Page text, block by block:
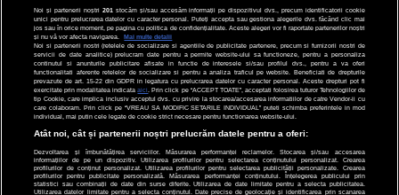
CINEMA
DIVERTISMENT
STIRI
TEHNOLOGIE
SPORT
JOBURI PRO
Noi și partenerii noștri 201 stocăm și/sau accesăm informații pe dispozitivul dvs., precum identificatorii cookie
unici pentru prelucrarea datelor cu caracter personal. Puteți accepta sau gestiona alegerile dvs. făcând clic mai
jos sau în orice moment, pe pagina cu politica de confidențialitate. Aceste alegeri vor fi raportate partenerilor noștri
și nu vă vor afecta navigarea.
Mai multe detalii
Noi si partenerii nostri (retelele de socializare si agentiile de publicitate partenere, precum si furnizorii nostri de
servicii de date analitice) prelucram date pentru a permite website-ului sa functioneze, pentru a personaliza
continutul si anunturile publicitare afisate in functie de interesele si/sau profilul dvs., pentru a va oferi
functionalitati aferente retelelor de socializare si pentru a analiza traficul pe website. Beneficiati de drepturile
prevazute de art. 15-22 din GDPR in legatura cu prelucrarea datelor cu caracter personal. Aceste drepturi pot fi
exercitate prin modalitatea indicataaici . Prin click pe “ACCEPT TOATE”, acceptati folosirea tuturor Tehnologiilor de
tip Cookie, care implica inclusiv acceptul dvs. cu privire la stocarea/accesarea informatiilor de catre Vendor-ii cu
care colaboram. Prin click pe “VREAU SA MODIFIC SETARILE INDIVIDUAL” puteti schimba preferintele in mod
individual, mai putin cele legate de cookie strict necesare pentru functionarea website-ului.
Atât noi, cât și partenerii noștri prelucrăm datele pentru a oferi:
Dezvoltarea și îmbunătățirea serviciilor. Măsurarea performanței reclamelor. Stocarea și/sau accesarea
informațiilor de pe un dispozitiv. Utilizarea profilurilor pentru selectarea conținutului personalizat. Crearea
profilurilor de conținut personalizat. Utilizarea profilurilor pentru selectarea publicității personalizate. Crearea
profilurilor pentru publicitate personalizată. Măsurarea performanței conținutului. Înțelegerea publicului prin
statistici sau combinații de date din surse diferite. Utilizarea de date limitate pentru a selecta publicitatea.
Utilizarea datelor limitate pentru a selecta conținutul. Date precise de geolocație și identificarea prin scanarea